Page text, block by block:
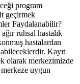
program
geçirmek
Faydalanabilir?
ruhsal hastalık
hastalardan
Kayıt
olarak merkezimizde
uygun